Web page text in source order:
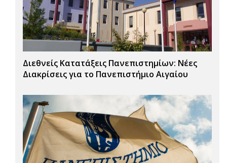
Διεθνείς Κατατάξεις Πανεπιστημίων: Νέες
Διακρίσεις για το Πανεπιστήμιο Αιγαίου